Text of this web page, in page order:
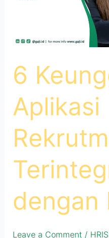
6
Aplikasi
dengan
Leave a Comment / HRIS